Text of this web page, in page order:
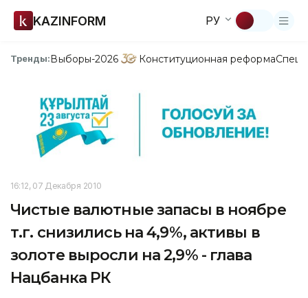
KAZINFORM РУ
Тренды:Выборы-2026 Конституционная реформа
16:12, 07 Декабря 2010
Чистые валютные запасы в ноябре
т.г. снизились на 4,9%, активы в
золоте выросли на 2,9% - глава
Нацбанка РК